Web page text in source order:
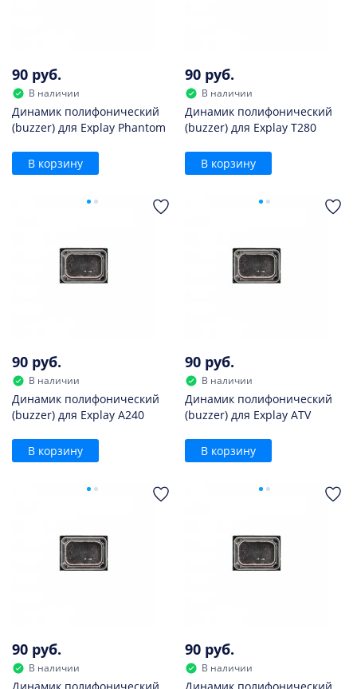
90 руб.
В наличии
Динамик полифонический
(buzzer) для Explay Phantom
В корзину
90 руб.
В наличии
Динамик полифонический
(buzzer) для Explay T280
В корзину
90 руб.
В наличии
Динамик полифонический
(buzzer) для Explay A240
В корзину
90 руб.
В наличии
Динамик полифонический
(buzzer) для Explay ATV
В корзину
90 руб.
В наличии
90 руб.
В наличии